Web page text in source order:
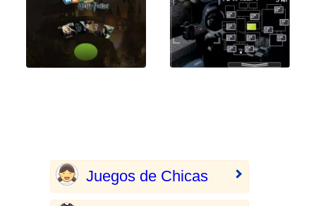
Juegos de Chicas